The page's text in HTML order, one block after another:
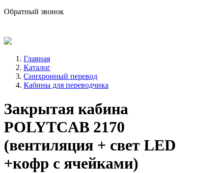
Обратный звонок
Главная
Каталог
Синхронный перевод
Кабины для переводчика
Закрытая кабина
POLYTCAB 2170
(вентиляция + свет LED
+кофр с ячейками)